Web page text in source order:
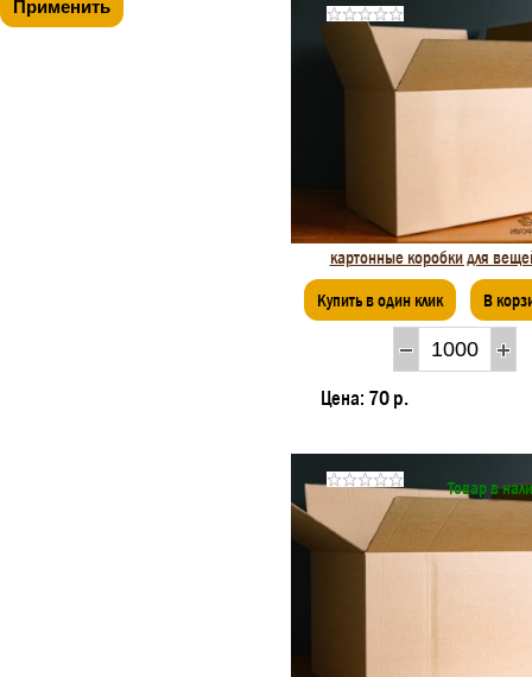
картонные коробки для
Купить в один клик В
Цена: 70 р.
Товар в